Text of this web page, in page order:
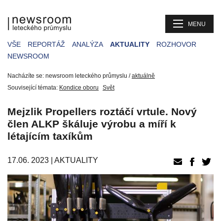
MENU
VŠE REPORTÁŽ ANALÝZA AKTUALITY
ROZHOVOR
NEWSROOM
Nacházíte se: newsroom leteckého průmyslu /aktuálně
Související témata: Kondice oboru Svět
Mejzlik Propellers roztáčí vrtule. Nový
člen ALKP škáluje výrobu a míří k
létajícím taxíkům
17.06. 2023 | AKTUALITY